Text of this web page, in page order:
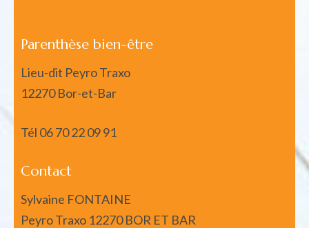
Parenthèse bien-être
Lieu-dit Peyro Traxo
12270 Bor-et-Bar
Tél 06 70 22 09 91
Contact
Sylvaine FONTAINE
Peyro Traxo 12270 BOR ET BAR